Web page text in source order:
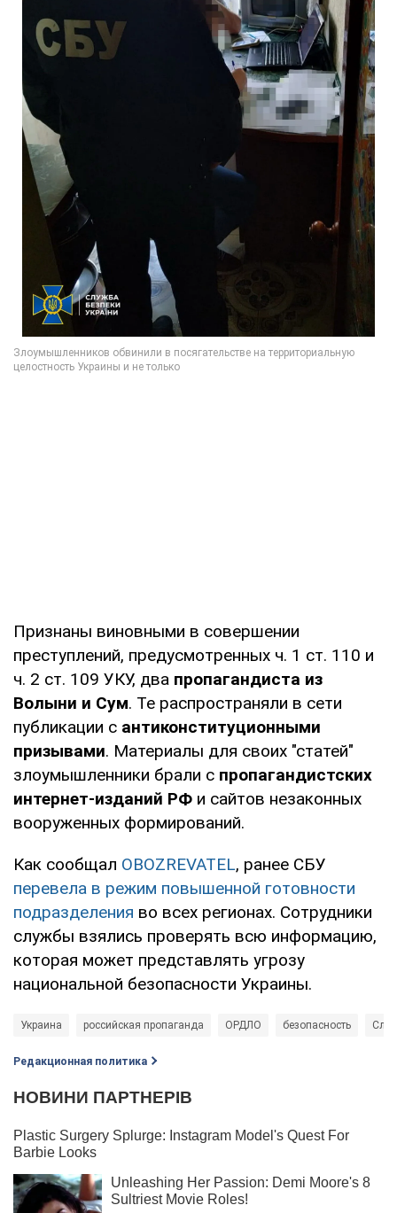
Признаны виновными в совершении
преступлений, предусмотренных ч. 1 ст. 110 и
ч. 2 ст. 109 УКУ, два пропагандиста из
Волыни и Сум. Те распространяли в сети
публикации с антиконституционными
призывами. Материалы для своих "статей"
злоумышленники брали с пропагандистских
интернет-изданий РФ и сайтов незаконных
вооруженных формирований.
Как сообщал OBOZREVATEL, ранее СБУ
перевела в режим повышенной готовности
подразделения во всех регионах. Сотрудники
службы взялись проверять всю информацию,
которая может представлять угрозу
национальной безопасности Украины.
Украина российская пропаганда ОРДЛО безопасность
Редакционная политика